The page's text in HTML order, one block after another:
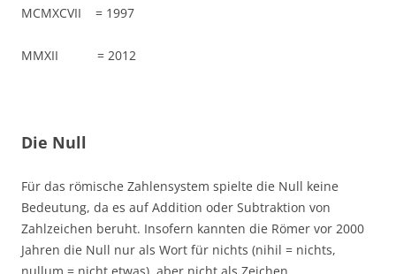
MCMXCVII = 1997
MMXII = 2012
Die Null
Für das römische Zahlensystem spielte die Null keine
Bedeutung, da es auf Addition oder Subtraktion von
Zahlzeichen beruht. Insofern kannten die Römer vor 2000
Jahren die Null nur als Wort für nichts (nihil = nichts,